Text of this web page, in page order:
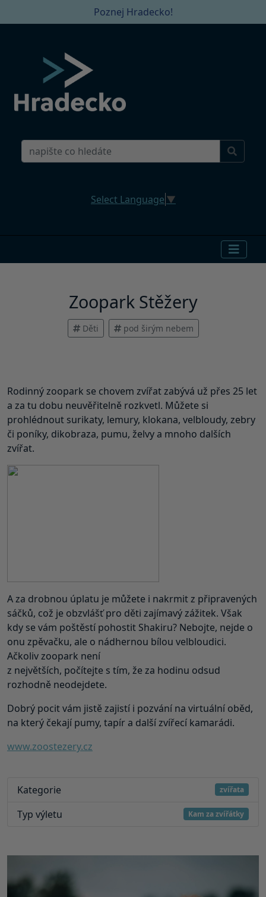
Poznej Hradecko!
Select Language ▼
Zoopark Stěžery
Děti pod širým nebem
Rodinný zoopark se chovem zvířat zabývá už přes 25 let
a za tu dobu neuvěřitelně rozkvetl. Můžete si
prohlédnout surikaty, lemury, klokana, velbloudy, zebry
či poníky, dikobraza, pumu, želvy a mnoho dalších
zvířat.
A za drobnou úplatu je můžete i nakrmit z připravených
sáčků, což je obzvlášť pro děti zajímavý zážitek. Však
kdy se vám poštěstí pohostit Shakiru? Nebojte, nejde o
onu zpěvačku, ale o nádhernou bílou velbloudici.
Ačkoliv zoopark není
z největších, počítejte s tím, že za hodinu odsud
rozhodně neodejdete.
Dobrý pocit vám jistě zajistí i pozvání na virtuální oběd,
na který čekají pumy, tapír a další zvířecí kamarádi.
www.zoostezery.cz
Kategorie zvířata
Typ výletu Kam za zvířátky